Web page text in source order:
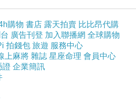
購物 書店 露天拍賣 比比昂代購
廣告刊登 加入聯播網 全球購物
拍錢包 旅遊 服務中心
上麻將 雜誌 星座命理 會員中心
證 企業簡訊